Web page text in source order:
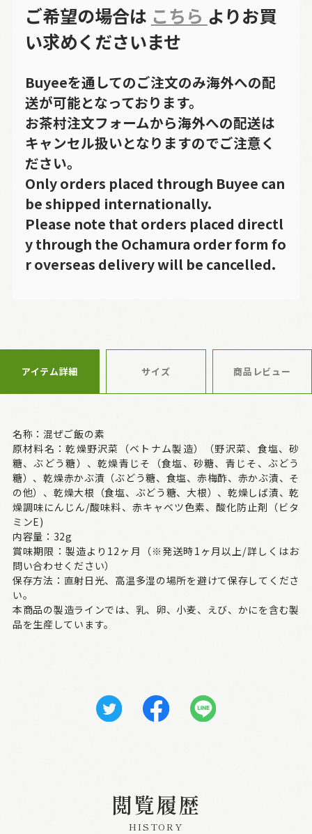
ご希望の場合は こちら よりお買
い求めくださいませ
Buyeeを通してのご注文のみ海外への配
送が可能となっております。
お茶村注文フォームから海外への配送は
キャンセル扱いとなりますのでご注意く
ださい。
Only orders placed through Buyee can
be shipped internationally.
Please note that orders placed directl
y through the Ochamura order form fo
r overseas delivery will be cancelled.
アイテム詳細 サイズ 商品レビュー
名称：混ぜご飯の素
原材料名：乾燥野沢菜（ベトナム製造）（野沢菜、食塩、砂
糖、ぶどう糖）、乾燥青じそ（食塩、砂糖、青じそ、ぶどう
糖）、乾燥赤かぶ漬（ぶどう糖、食塩、赤梅酢、赤かぶ漬、そ
の他）、乾燥大根（食塩、ぶどう糖、大根）、乾燥しば漬、乾
燥調味にんじん/酸味料、赤キャベツ色素、酸化防止剤（ビタ
ミンE)
内容量：32g
賞味期限：製造より12ヶ月（※発送時1ヶ月以上/詳しくはお
問い合わせください）
保存方法：直射日光、高温多湿の場所を避けて保存してくださ
い。
本商品の製造ラインでは、乳、卵、小麦、えび、かにを含む製
品を生産しています。
閲覧履歴
HISTORY